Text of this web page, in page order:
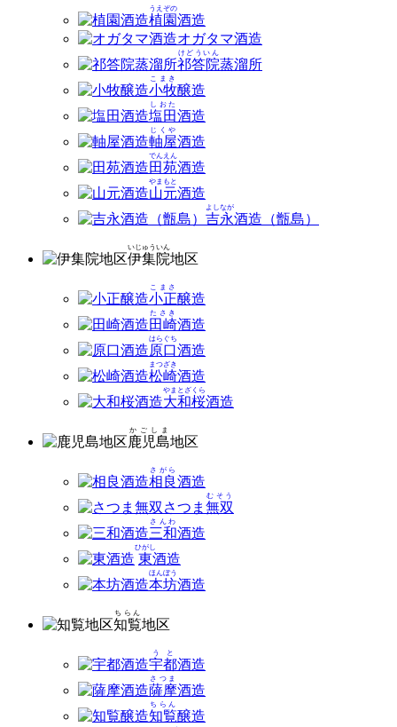
植園
うえぞの
酒造
オガタマ酒造
祁答院
けどういん
蒸溜所
小牧
こまき
醸造
塩田
しおた
酒造
軸屋
じくや
酒造
田苑
でんえん
酒造
山元
やまもと
酒造
吉永
よしなが
酒造（甑島）
伊集院
いじゅういん
地区
小正
こまさ
醸造
田崎
たさき
酒造
原口
はらぐち
酒造
松崎
まつざき
酒造
大和桜
やまとざくら
酒造
鹿児島
かごしま
地区
相良
さがら
酒造
さつま無双
むそう
三和
さんわ
酒造
東
ひがし
酒造
本坊
ほんぼう
酒造
知覧
ちらん
地区
宇都
うと
酒造
薩摩
さつま
酒造
知覧
ちらん
醸造